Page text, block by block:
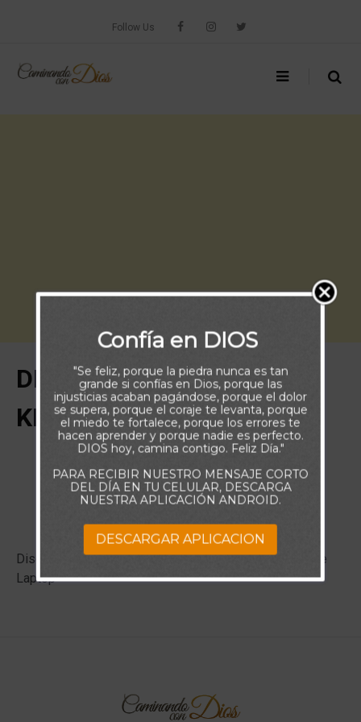
Follow Us
DISCO SSD 480 MARCA
KIGSTOM
Disco ssd Sata lll 2,5 1TB Interno 480 Mbps Desktop e
Laptop
Confía en DIOS
"Se feliz, porque la piedra nunca es tan
grande si confías en Dios, porque las
injusticias acaban pagándose, porque el dolor
se supera, porque el coraje te levanta, porque
el miedo te fortalece, porque los errores te
hacen aprender y porque nadie es perfecto.
DIOS hoy, camina contigo. Feliz Día."
PARA RECIBIR NUESTRO MENSAJE CORTO
DEL DÍA EN TU CELULAR, DESCARGA
NUESTRA APLICACIÓN ANDROID.
DESCARGAR APLICACION